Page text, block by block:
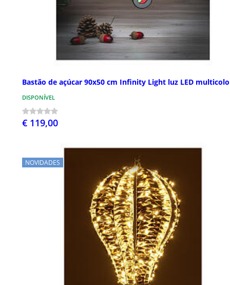
Bastão de açúcar 90x50 cm Infinity Light luz LED
DISPONÍVEL
€ 119,00
NOVIDADES